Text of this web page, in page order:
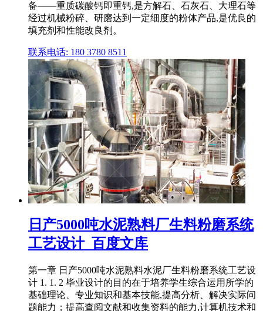
备——重质碳酸钙即重钙,是方解石、石灰石、大理石等
经过机械粉碎、研磨达到一定细度的粉体产品,是优良的
填充剂和性能改良剂。
联系电话: 180 3780 8511
日产5000吨水泥熟料厂生料粉磨系统
工艺设计_百度文库
第一章 日产5000吨水泥熟料水泥厂生料粉磨系统工艺设
计 1. 1. 2 毕业设计的目的在于培养学生综合运用所学的
基础理论、专业知识和基本技能,提高分析、解决实际问
题能力；提高查阅文献和收集资料的能力,计算机技术和